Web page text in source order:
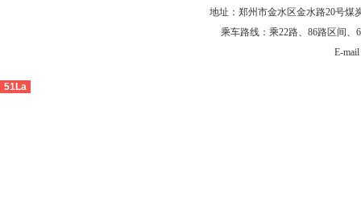
地址：郑州市金水区金水路20号煤
乘车路线：乘22路、86路区间、
E-
51La